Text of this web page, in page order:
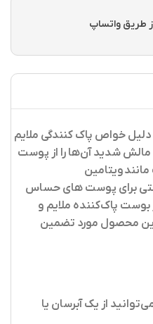
طریق واتساپ
خواص پاک کنندگی ملایم
مالش شدید آن‌ها را از پوست
کننده پوست مانند ویتامین
حتی برای پوست های حساس
پاک‌کننده ملایم و
محصول مورد تضمین
از یک آبرسان یا